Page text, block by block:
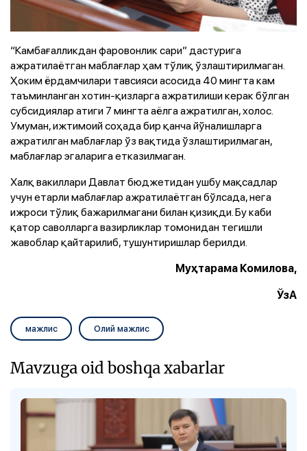
“Камбағалликдан фаровонлик сари” дастурига
ажратилаётган маблағлар ҳам тўлиқ ўзлаштирилмаган.
Ҳоким ёрдамчилари тавсияси асосида 40 мингта кам
таъминланган хотин-қизларга ажратилиши керак бўлган
субсидиялар атиги 7 мингта аёлга ажратилган, холос.
Умуман, ижтимоий соҳада бир қанча йўналишларга
ажратилган маблағлар ўз вақтида ўзлаштирилмаган,
маблағлар эгаларига етказилмаган.
Халқ вакиллари Давлат бюджетидан ушбу мақсадлар
учун етарли маблағлар ажратилаётган бўлсада, нега
ижроси тўлиқ бажарилмагани билан қизиқди. Бу каби
қатор саволларга вазирликлар томонидан тегишли
жавоблар қайтарилиб, тушунтиришлар берилди.
Муҳтарама Комилова,
ЎзА
мажлис Олий мажлис
Mavzuga oid boshqa xabarlar